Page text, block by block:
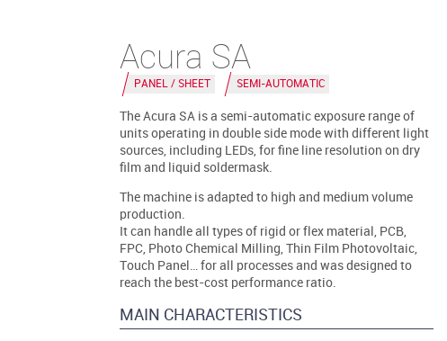
Acura SA
PANEL / SHEET SEMI-AUTOMATIC
The Acura SA is a semi-automatic exposure range of
units operating in double side mode with different light
sources, including LEDs, for fine line resolution on dry
film and liquid soldermask.
The machine is adapted to high and medium volume
production.
It can handle all types of rigid or flex material, PCB,
FPC, Photo Chemical Milling, Thin Film Photovoltaic,
Touch Panel… for all processes and was designed to
reach the best-cost performance ratio.
MAIN CHARACTERISTICS